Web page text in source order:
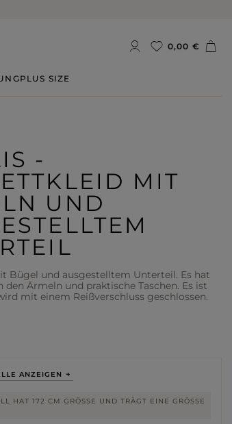
0,00 €
PLUS SIZE
-
MIT
UND
Bügel und ausgestelltem Unterteil. Es hat
den Ärmeln und praktische Taschen. Es ist
mit einem Reißverschluss geschlossen.
ANZEIGEN
HAT 172 CM GRÖSSE UND TRÄGT EINE GRÖSSE XS